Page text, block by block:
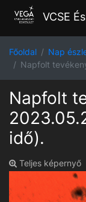
VCSE
Főoldal
Nap
Napfolt
Napfolt
idő).
Teljes képernyő